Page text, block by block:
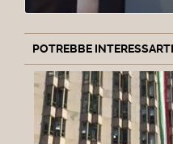
POTREBBE